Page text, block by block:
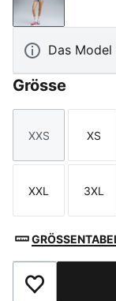
Inky Depths
Das
Grösse
Größe
XXS XS
Größe
XXL 3XL
Zu Favoriten